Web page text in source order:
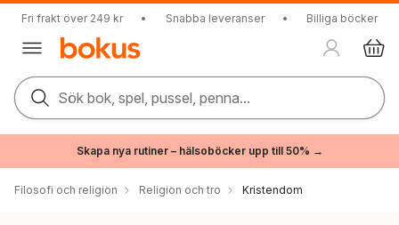
Fri frakt över 249 kr • Snabba leveranser • Billiga böcker
Sök bok, spel, pussel, penna...
Skapa nya rutiner – hälsoböcker upp till 50% →
Filosofi och religion Religion och tro Kristendom